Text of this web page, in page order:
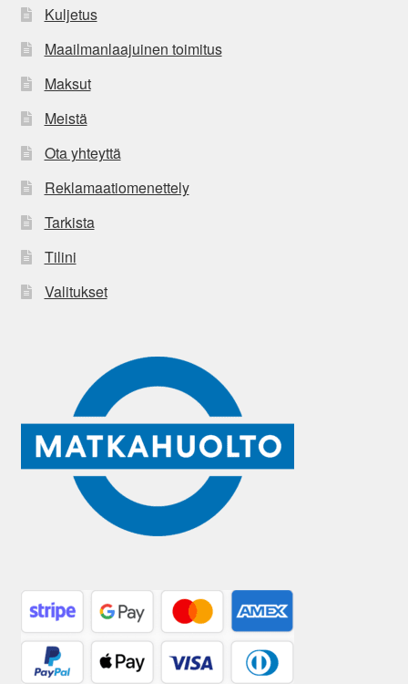
Kuljetus
Maailmanlaajuinen toimitus
Maksut
Meistä
Ota yhteyttä
Reklamaatiomenettely
Tarkista
Tilini
Valitukset